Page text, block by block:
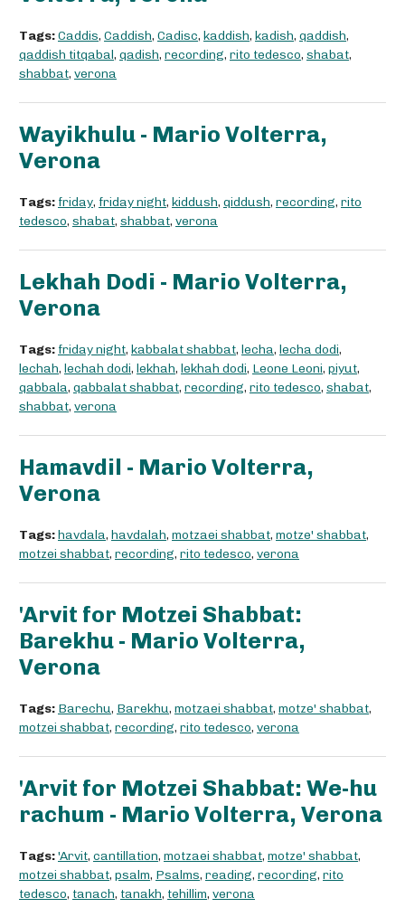
Tags:Caddis, Caddish, Cadisc, kaddish, kadish, qaddish,
qaddish titqabal, qadish, recording, rito tedesco, shabat,
shabbat, verona
Wayikhulu - Mario Volterra,
Verona
Tags: friday, friday night, kiddush, qiddush, recording, rito
tedesco, shabat, shabbat, verona
Lekhah Dodi - Mario Volterra,
Verona
Tags: friday night, kabbalat shabbat, lecha, lecha dodi,
lechah, lechah dodi, lekhah, lekhah dodi, Leone Leoni, piyut,
qabbala, qabbalat shabbat, recording, rito tedesco, shabat,
shabbat, verona
Hamavdil - Mario Volterra,
Verona
Tags:havdala, havdalah, motzaei shabbat, motze' shabbat,
motzei shabbat, recording, rito tedesco, verona
'Arvit for Motzei Shabbat:
Barekhu - Mario Volterra,
Verona
Tags: Barechu, Barekhu, motzaei shabbat, motze' shabbat,
motzei shabbat, recording, rito tedesco, verona
'Arvit for Motzei Shabbat: We-hu
rachum - Mario Volterra, Verona
Tags:'Arvit, cantillation, motzaei shabbat, motze' shabbat,
motzei shabbat, psalm, Psalms, reading, recording, rito
tedesco, tanach, tanakh, tehillim, verona